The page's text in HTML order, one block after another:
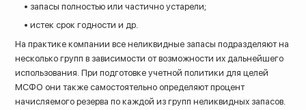
• запасы полностью или частично устарели;
• истек срок годности и др.
На практике компании все неликвидные запасы подразделяют на
несколько групп в зависимости от возможности их дальнейшего
использования. При подготовке учетной политики для целей
МСФО они также самостоятельно определяют процент
начисляемого резерва по каждой из групп неликвидных запасов.